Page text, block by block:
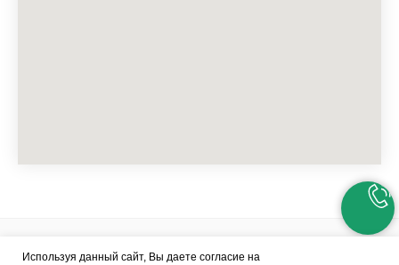
© MedBusinessAcademy.
Используя данный сайт, Вы даете согласие на